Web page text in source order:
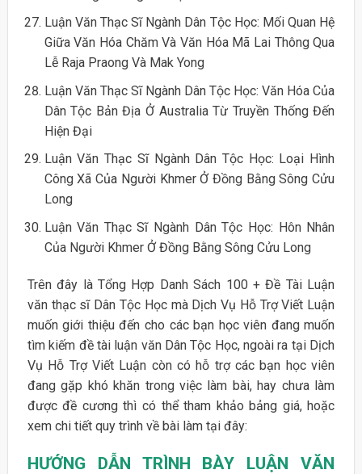
Luận Văn Thạc Sĩ Ngành Dân Tộc Học: Mối Quan Hệ
Giữa Văn Hóa Chăm Và Văn Hóa Mã Lai Thông Qua
Lễ Raja Praong Và Mak Yong
Luận Văn Thạc Sĩ Ngành Dân Tộc Học: Văn Hóa Của
Dân Tộc Bản Địa Ở Australia Từ Truyền Thống Đến
Hiện Đại
Luận Văn Thạc Sĩ Ngành Dân Tộc Học: Loại Hình
Công Xã Của Người Khmer Ở Đồng Bằng Sông Cửu
Long
Luận Văn Thạc Sĩ Ngành Dân Tộc Học: Hôn Nhân
Của Người Khmer Ở Đồng Bằng Sông Cửu Long
Trên đây là Tổng Hợp Danh Sách 100 + Đề Tài Luận
văn thạc sĩ Dân Tộc Học mà Dịch Vụ Hỗ Trợ Viết Luận
muốn giới thiệu đến cho các bạn học viên đang muốn
tìm kiếm đề tài luận văn Dân Tộc Học, ngoài ra tại Dịch
Vụ Hỗ Trợ Viết Luận còn có hỗ trợ các bạn học viên
đang gặp khó khăn trong việc làm bài, hay chưa làm
được đề cương thì có thể tham khảo bảng giá, hoặc
xem chi tiết quy trình về bài làm tại đây:
HƯỚNG DẪN TRÌNH BÀY LUẬN VĂN